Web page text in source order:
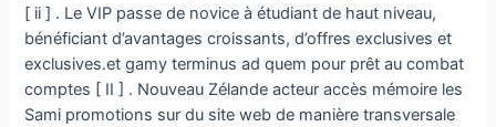
[ ii ] . Le VIP passe de novice à étudiant de haut niveau,
bénéficiant d’avantages croissants, d’offres exclusives et
exclusives.et gamy terminus ad quem pour prêt au combat
comptes [ II ] . Nouveau Zélande acteur accès mémoire les
Sami promotions sur du site web de manière transversale